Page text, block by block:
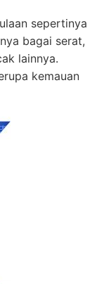
sepertinya
bagai serat,
lainnya.
kemauan